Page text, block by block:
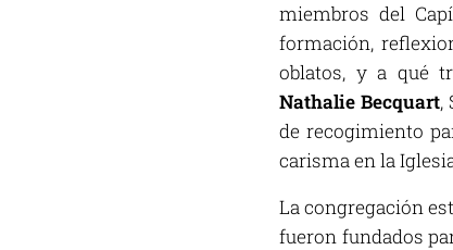
miembros del
formación,
oblatos, y a qué
Nathalie Becquart,
de recogimiento
carisma en la
La congregación
fueron fundados